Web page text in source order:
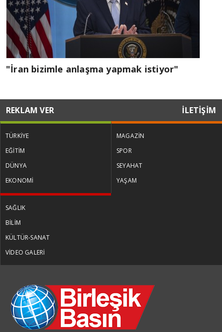
"İran bizimle anlaşma yapmak istiyor"
REKLAM VER İLETİŞİM
TÜRKİYE
EĞİTİM
DÜNYA
EKONOMİ
MAGAZİN
SPOR
SEYAHAT
YAŞAM
SAĞLIK
BİLİM
KÜLTÜR-SANAT
VİDEO GALERİ